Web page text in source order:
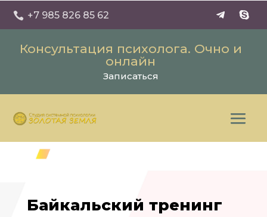
 +7 985 826 85 62
Консультация психолога. Очно и
онлайн
Записаться
Байкальский тренинг